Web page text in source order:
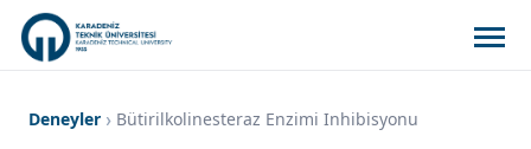
Deneyler Bütirilkolinesteraz Enzimi Inhibisyonu